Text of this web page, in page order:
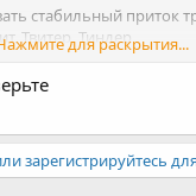
стабильный приток
Твитер, Тиндер
уровне переписки
пунктуальность
для раскрытия...
зарегистрируйтесь